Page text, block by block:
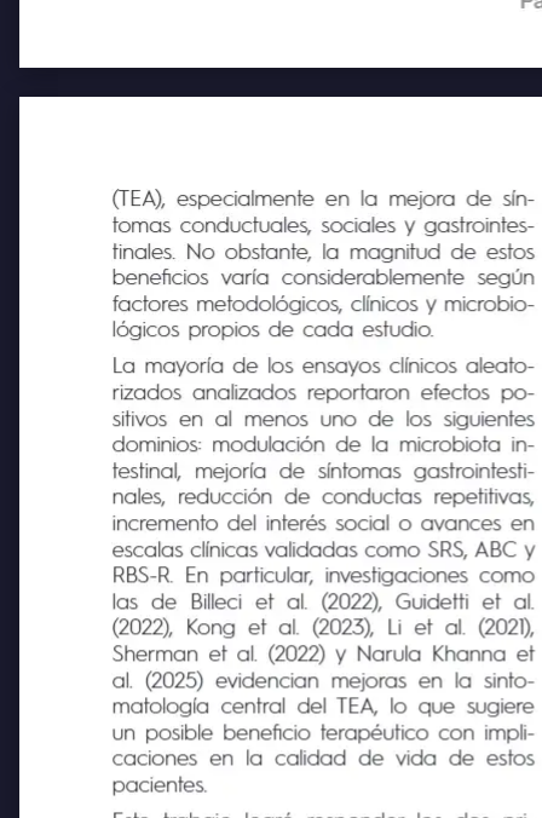
(TEA), especialmente en la mejora de sín-
tomas conductuales, sociales y gastrointes-
tinales. No obstante, la magnitud de estos
beneficios varía considerablemente según
factores metodológicos, clínicos y microbio-
lógicos propios de cada estudio.
La mayoría de los ensayos clínicos aleato-
rizados analizados reportaron efectos po-
sitivos en al menos uno de los siguientes
dominios: modulación de la microbiota in-
testinal, mejoría de
síntomas gastrointesti-
nales, reducción de conductas repetitivas,
incremento del interés social o avances en
escalas clínicas validadas como SRS, ABC
RBS-R. En particular, investigaciones como
las de Billeci et al. (2022), Guidetti
et al.
(2022), Kong et al. (2023), Li et al. (2021),
Sherman et al. (2022) y Narula Khanna et
al. (2025) evidencian mejoras en la sinto-
matología central del TEA, lo que sugiere
un posible beneficio terapéutico con impli-
caciones en la calidad de vida de estos
pacientes.